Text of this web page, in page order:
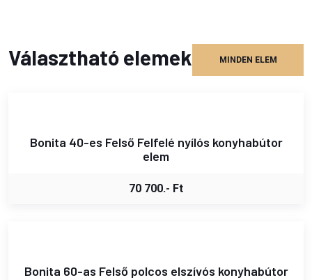
Választható elemek MINDEN ELEM
Bonita 40-es Felső Felfelé nyílós konyhabútor
elem
70 700.- Ft
Bonita 60-as Felső polcos elszívós konyhabútor